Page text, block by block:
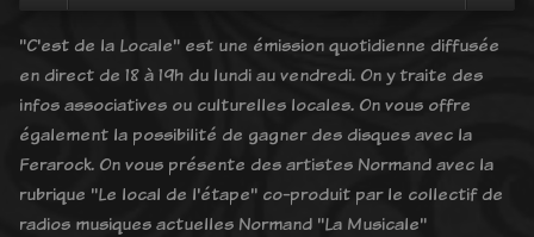
"C'est de la Locale" est une émission quotidienne diffusée
en direct de 18 à 19h du lundi au vendredi. On y traite des
infos associatives ou culturelles locales. On vous offre
également la possibilité de gagner des disques avec la
Ferarock. On vous présente des artistes Normand avec la
rubrique "Le local de l'étape" co-produit par le collectif de
radios musiques actuelles Normand "La Musicale"